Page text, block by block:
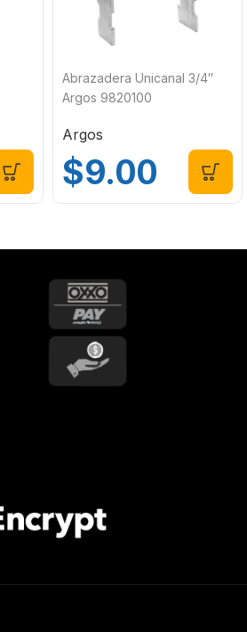
Abrazadera Unicanal 3/4″
Argos 9820100
Argos
$9.00